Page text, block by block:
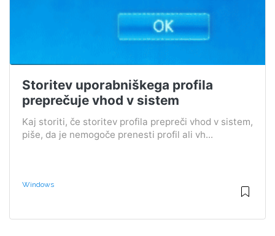
Storitev uporabniškega profila
preprečuje vhod v sistem
Kaj storiti, če storitev profila prepreči vhod v sistem,
piše, da je nemogoče prenesti profil ali vh...
Windows